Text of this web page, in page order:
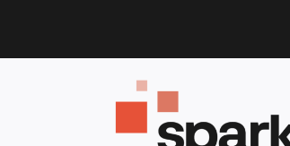
content